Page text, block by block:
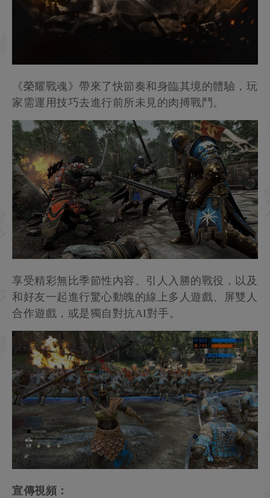
《榮耀戰魂》帶來了快節奏和身臨其境的體驗，玩
家需運用技巧去進行前所未見的肉搏戰鬥。
享受精彩無比季節性內容、引人入勝的戰役，以及
和好友一起進行驚心動魄的線上多人遊戲、屏雙人
合作遊戲，或是獨自對抗AI對手。
宣傳視頻：